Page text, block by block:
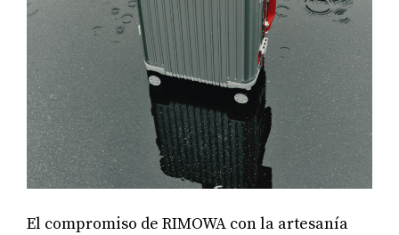
El compromiso de RIMOWA con la artesanía